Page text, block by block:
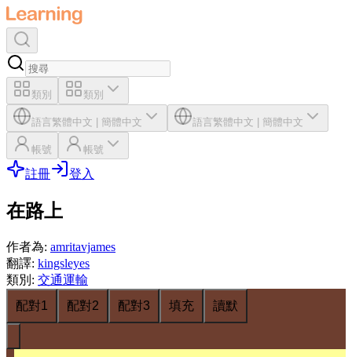
類別 類別
語言繁體中文 簡體中文 語言繁體中文 簡體中文
帳號 帳號
註冊 登入
在路上
作者為: amritavjames
翻譯: kingsleyes
類別 : 交通運輸
配對1
配對2 配對3 填充 讀默